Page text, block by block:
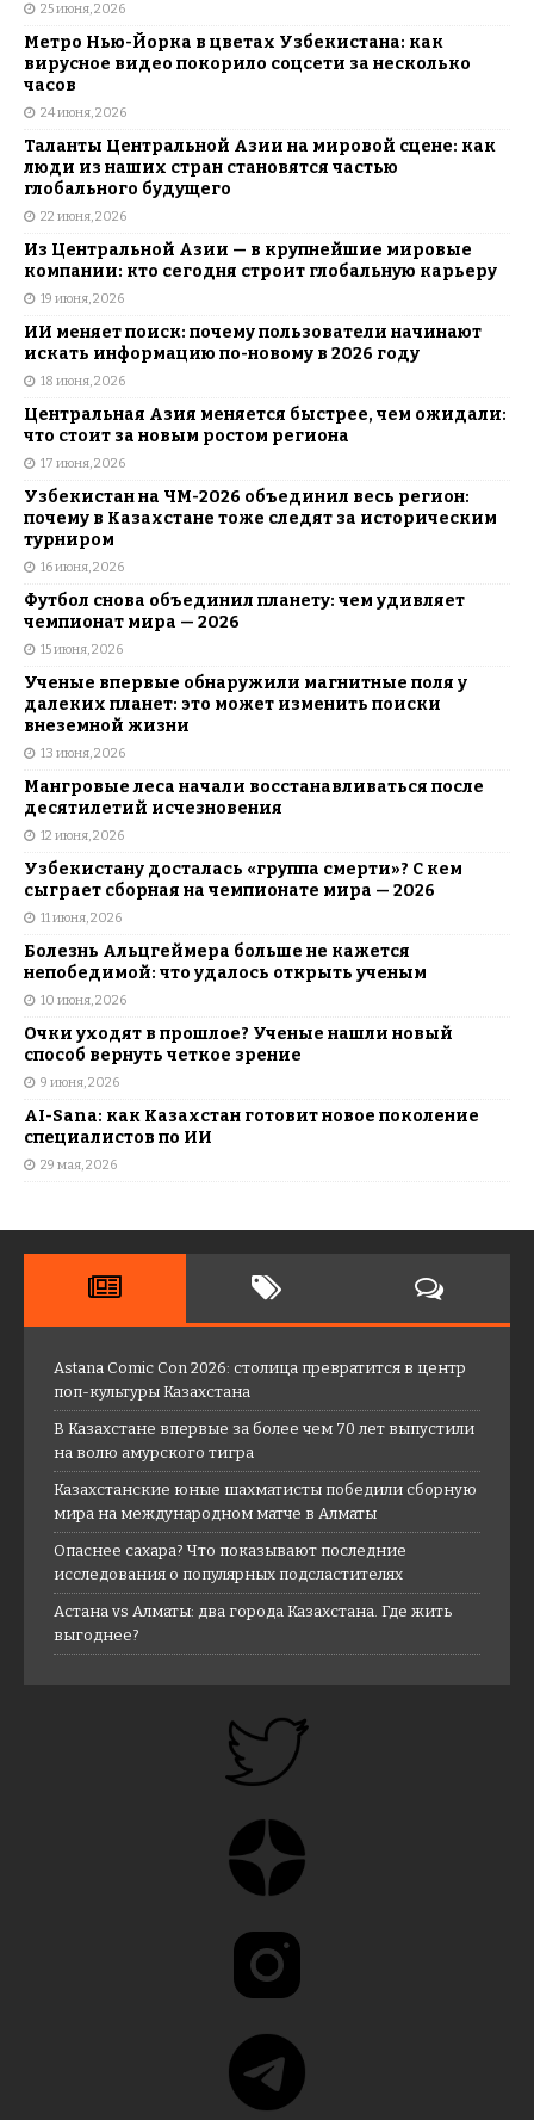
25 июня, 2026
Метро Нью-Йорка в цветах Узбекистана: как
вирусное видео покорило соцсети за несколько
часов
24 июня, 2026
Таланты Центральной Азии на мировой сцене: как
люди из наших стран становятся частью
глобального будущего
22 июня, 2026
Из Центральной Азии — в крупнейшие мировые
компании: кто сегодня строит глобальную карьеру
19 июня, 2026
ИИ меняет поиск: почему пользователи начинают
искать информацию по-новому в 2026 году
18 июня, 2026
Центральная Азия меняется быстрее, чем ожидали:
что стоит за новым ростом региона
17 июня, 2026
Узбекистан на ЧМ-2026 объединил весь регион:
почему в Казахстане тоже следят за историческим
турниром
16 июня, 2026
Футбол снова объединил планету: чем удивляет
чемпионат мира — 2026
15 июня, 2026
Ученые впервые обнаружили магнитные поля у
далеких планет: это может изменить поиски
внеземной жизни
13 июня, 2026
Мангровые леса начали восстанавливаться после
десятилетий исчезновения
12 июня, 2026
Узбекистану досталась «группа смерти»? С кем
сыграет сборная на чемпионате мира — 2026
11 июня, 2026
Болезнь Альцгеймера больше не кажется
непобедимой: что удалось открыть ученым
10 июня, 2026
Очки уходят в прошлое? Ученые нашли новый
способ вернуть четкое зрение
9 июня, 2026
AI-Sana: как Казахстан готовит новое поколение
специалистов по ИИ
29 мая, 2026
Astana Comic Con 2026: столица превратится в центр
поп-культуры Казахстана
В Казахстане впервые за более чем 70 лет выпустили
на волю амурского тигра
Казахстанские юные шахматисты победили сборную
мира на международном матче в Алматы
Опаснее сахара? Что показывают последние
исследования о популярных подсластителях
Астана vs Алматы: два города Казахстана. Где жить
выгоднее?